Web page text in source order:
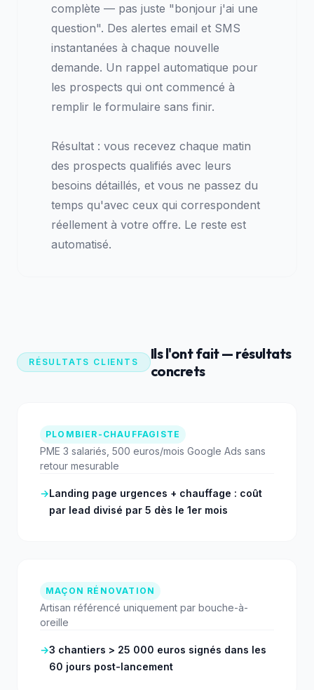
complète — pas juste "bonjour j'ai une
question". Des alertes email et SMS
instantanées à chaque nouvelle
demande. Un rappel automatique pour
les prospects qui ont commencé à
remplir le formulaire sans finir.
Résultat : vous recevez chaque matin
des prospects qualifiés avec leurs
besoins détaillés, et vous ne passez du
temps qu'avec ceux qui correspondent
réellement à votre offre. Le reste est
automatisé.
RÉSULTATS CLIENTS
Ils l'ont fait — résultats
concrets
PLOMBIER-CHAUFFAGISTE
PME 3 salariés, 500 euros/mois Google Ads sans
retour mesurable
→Landing page urgences + chauffage : coût
par lead divisé par 5 dès le 1er mois
MAÇON RÉNOVATION
Artisan référencé uniquement par bouche-à-
oreille
→3 chantiers > 25 000 euros signés dans les
60 jours post-lancement